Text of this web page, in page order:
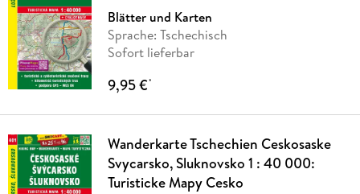
Blätter und Karten
Sprache: Tschechisch
Sofort lieferbar
9,95 €*
Wanderkarte Tschechien Ceskosaske
Svycarsko, Sluknovsko 1 : 40 000:
Turisticke Mapy Cesko